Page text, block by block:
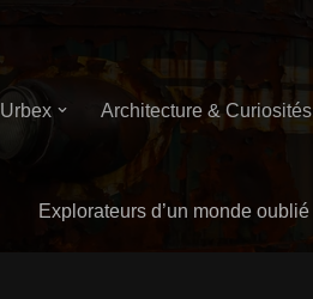
Urbex
Architecture & Curiosités
Explorateurs d’un monde oublié